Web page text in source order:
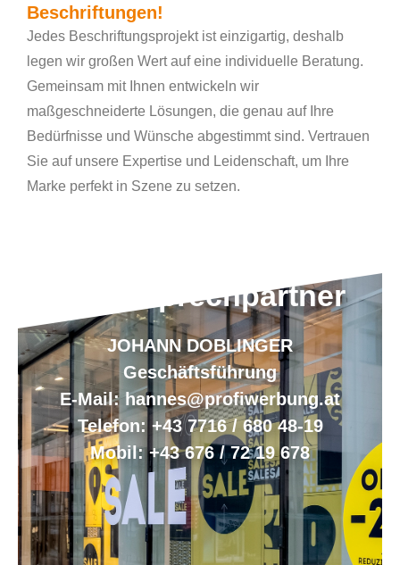
Beschriftungen!
Jedes Beschriftungsprojekt ist einzigartig, deshalb
legen wir großen Wert auf eine individuelle Beratung.
Gemeinsam mit Ihnen entwickeln wir
maßgeschneiderte Lösungen, die genau auf Ihre
Bedürfnisse und Wünsche abgestimmt sind. Vertrauen
Sie auf unsere Expertise und Leidenschaft, um Ihre
Marke perfekt in Szene zu setzen.
Ihr Ansprechpartner
JOHANN DOBLINGER
Geschäftsführung
E-Mail: hannes@profiwerbung.at
Telefon: +43 7716 / 680 48-19
Mobil:+43 676 / 72 19 678